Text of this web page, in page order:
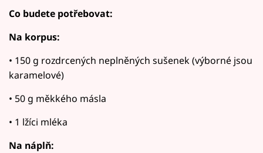
Co budete potřebovat:
Na korpus:
• 150 g rozdrcených neplněných sušenek (výborné jsou
karamelové)
• 50 g měkkého másla
• 1 lžíci mléka
Na náplň: